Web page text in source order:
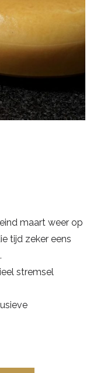
maart weer op
tijd zeker eens
stremsel